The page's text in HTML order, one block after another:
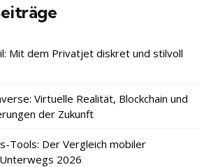
Mit dem Privatjet diskret und stilvoll
Virtuelle Realität, Blockchain und
der Zukunft
Tools: Der Vergleich mobiler
2026